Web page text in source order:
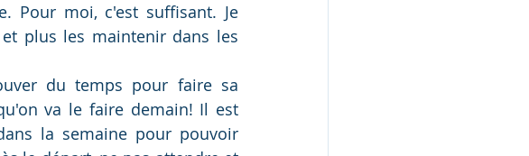
Pour moi, c'est suffisant. Je
plus les maintenir dans les
du temps pour faire sa
va le faire demain! Il est
la semaine pour pouvoir